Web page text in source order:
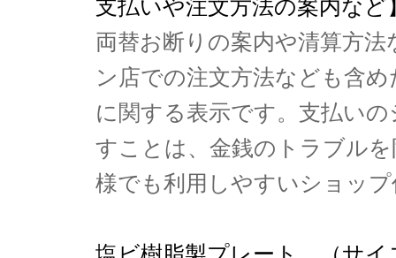
支払いや注文方法の案内など
両替お断りの案内や清算方
ン店での注文方法なども含
に関する表示です。支払い
すことは、金銭のトラブル
様でも利用しやすいショッ